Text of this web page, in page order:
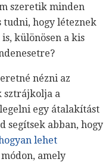
szeretik minden
tudni, hogy léteznek
különösen a kis
nézni az
sztrájkolja a
egy átalakítást
segítsek abban, hogy
lehet
amely